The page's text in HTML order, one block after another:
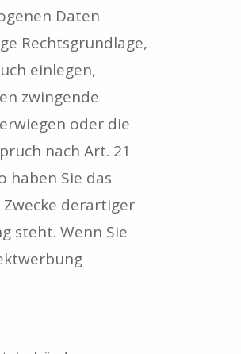
Daten
Rechtsgrundlage,
einlegen,
zwingende
oder die
nach Art. 21
haben Sie das
derartiger
steht. Wenn Sie